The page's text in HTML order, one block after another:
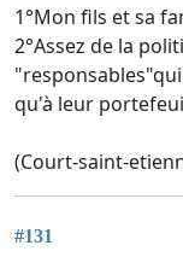
1°Mon fils et sa
2°Assez de la
qu'à leur
(Court-saint-
#131